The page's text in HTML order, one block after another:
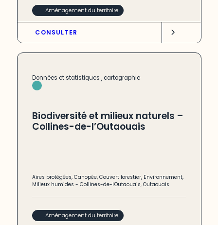
Aménagement du territoire
CONSULTER
Données et statistiques, cartographie
Biodiversité et milieux naturels –
Collines-de-l’Outaouais
Aires protégées,Canopée,Couvert forestier, Environnement,
Milieux humides -Collines-de-l'Outaouais,Outaouais
Aménagement du territoire